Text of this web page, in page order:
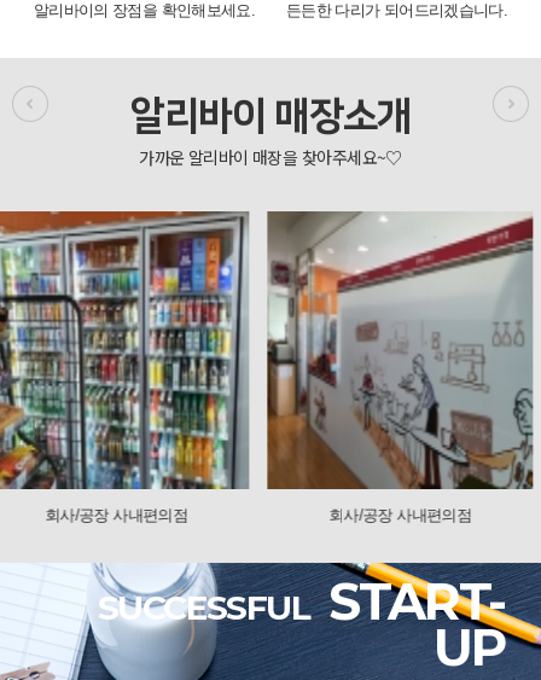
알리바이의 장점을 확인해보세요.
든든한 다리가 되어드리겠습니다.
알리바이 매장소개
회사/공장 사내편의점 회사/공장 사내편의점
SUCCESSFUL START-
UP